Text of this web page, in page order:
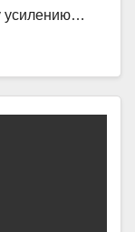
усилению…